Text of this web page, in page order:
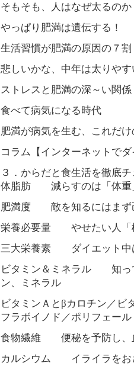
そもそも、人はなぜ太るのか
やっぱり肥満は遺伝する！
生活習慣が肥満の原因の７割
悲しいかな、中年は太りやす
ストレスと肥満の深～い関係
食べて病気になる時代
肥満が病気を生む、これだ
コラム【インターネットで
３．からだと食生活を徹底
体脂肪 減らすのは「体重
肥満度 敵を知るにはまず
栄養必要量 やせたい人「
三大栄養素 ダイエット中
ビタミン＆ミネラル 知っ
ン、ミネラル
ビタミンＡとβカロチン／ビ
フラボイノド／ポリフェール
食物繊維 便秘を予防し、
カルシウム イライラをお